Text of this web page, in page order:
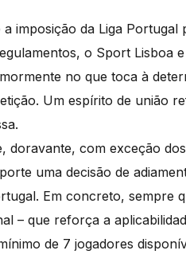
imposição da Liga Portugal
o Sport Lisboa
no que toca à
Um espírito de união
doravante, com exceção
uma decisão de
Em concreto, sempre
– que reforça a
de 7 jogadores